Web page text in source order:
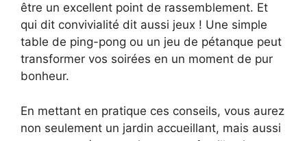
être un excellent point de rassemblement. Et
qui dit convivialité dit aussi jeux ! Une simple
table de ping-pong ou un jeu de pétanque peut
transformer vos soirées en un moment de pur
bonheur.
En mettant en pratique ces conseils, vous aurez
non seulement un jardin accueillant, mais aussi